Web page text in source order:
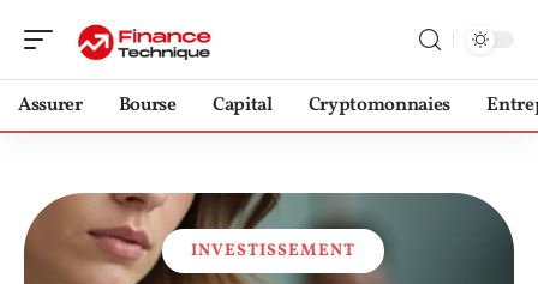
Assurer Bourse Capital Cryptomonnaies
INVESTISSEMENT